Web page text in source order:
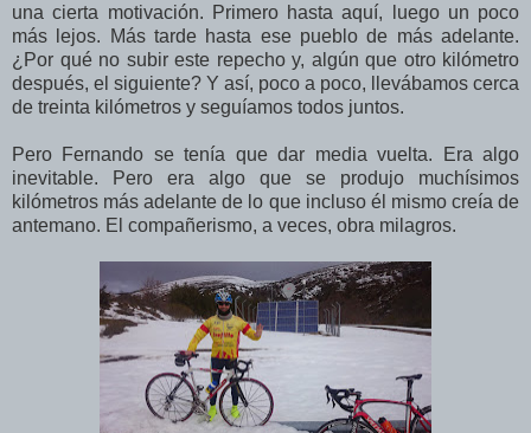
una cierta motivación. Primero hasta aquí, luego un poco
más lejos. Más tarde hasta ese pueblo de más adelante.
¿Por qué no subir este repecho y, algún que otro kilómetro
después, el siguiente? Y así, poco a poco, llevábamos cerca
de treinta kilómetros y seguíamos todos juntos.
Pero Fernando se tenía que dar media vuelta. Era algo
inevitable. Pero era algo que se produjo muchísimos
kilómetros más adelante de lo que incluso él mismo creía de
antemano. El compañerismo, a veces, obra milagros.